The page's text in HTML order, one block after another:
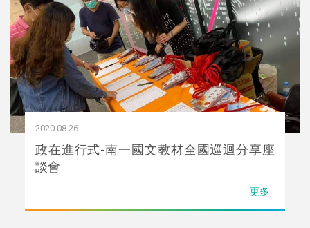
2020.08.26
政在進行式-南一國文教材全國巡迴分享座
談會
更多